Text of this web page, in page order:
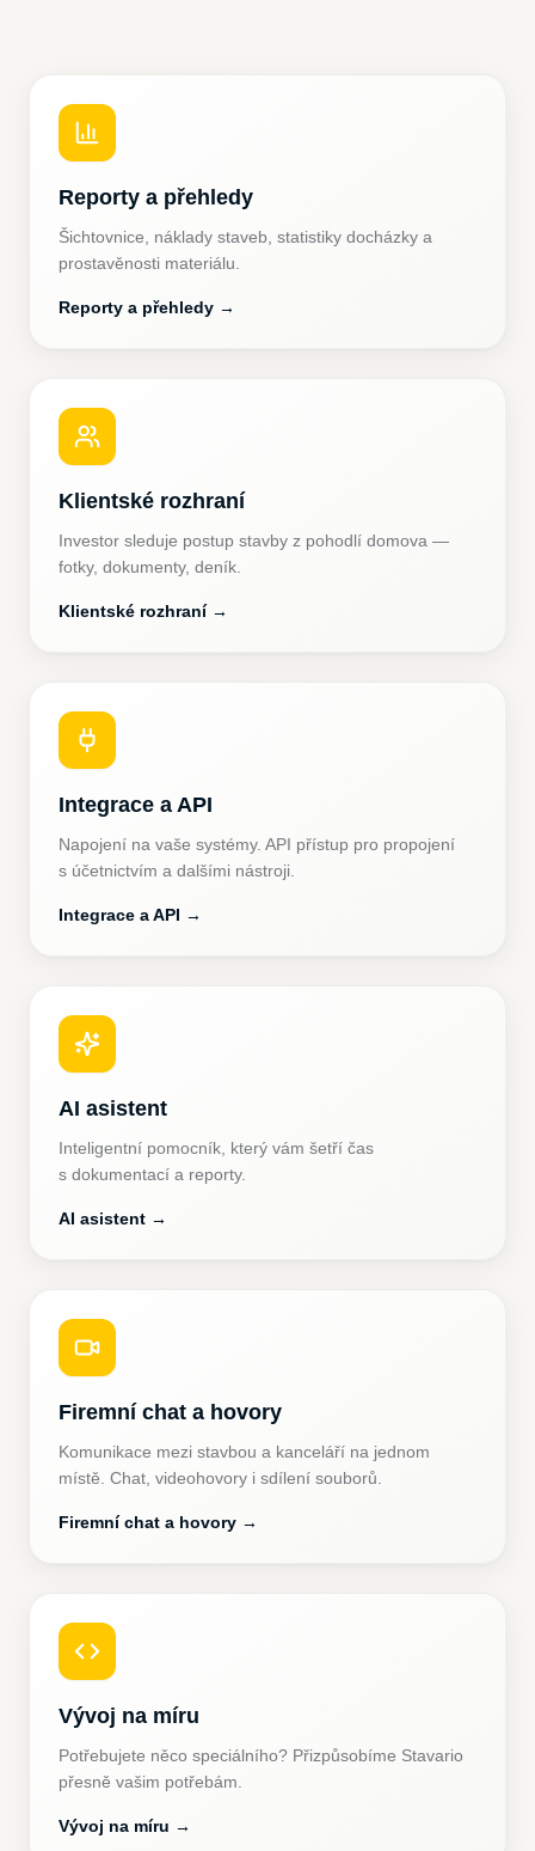
Reporty a přehledy
Šichtovnice, náklady staveb, statistiky docházky a
prostavěnosti materiálu.
Reporty a přehledy →
Klientské rozhraní
Investor sleduje postup stavby z pohodlí domova —
fotky, dokumenty, deník.
Klientské rozhraní→
Integrace a API
Napojení na vaše systémy. API přístup pro propojení
s účetnictvím a dalšími nástroji.
Integrace a API →
AI asistent
Inteligentní pomocník, který vám šetří čas
s dokumentací a reporty.
AI asistent →
Firemní chat a hovory
Komunikace mezi stavbou a kanceláří na jednom
místě. Chat, videohovory i sdílení souborů.
Firemní chat a hovory →
Vývoj na míru
Potřebujete něco speciálního? Přizpůsobíme Stavario
přesně vašim potřebám.
Vývoj na míru →